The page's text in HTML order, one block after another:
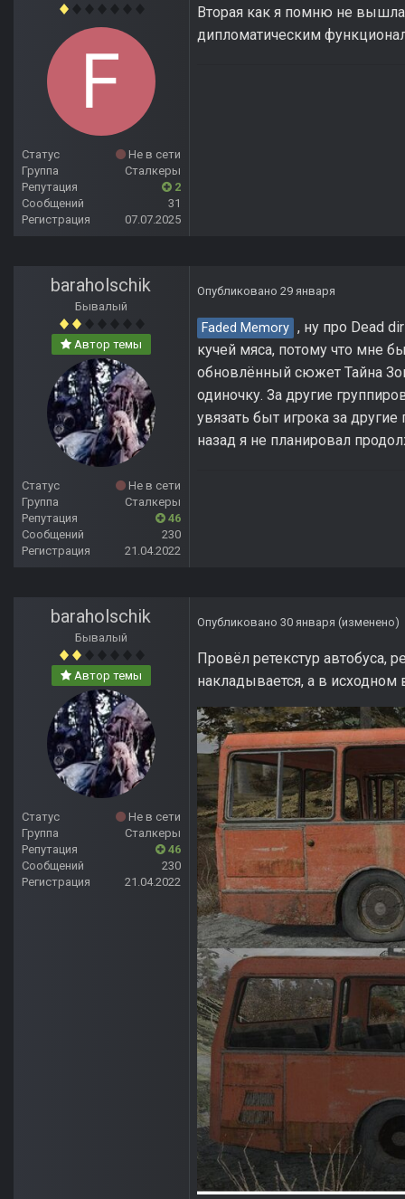
Статус
Не в сети
Группа
Сталкеры
Репутация
2
Сообщений
31
Регистрация
07.07.2025
Вторая как я помню не
дипломатическим
baraholschik
Бывалый
Автор темы
Статус
Не в сети
Группа
Сталкеры
Репутация
46
Сообщений
230
Регистрация
21.04.2022
Опубликовано 29 января
Faded Memory , ну про Dead
кучей мяса, потому что мне
обновлённый сюжет Тайна
одиночку. За другие
увязать быт игрока за
назад я не планировал
baraholschik
Бывалый
Автор темы
Статус
Не в сети
Группа
Сталкеры
Репутация
46
Сообщений
230
Регистрация
21.04.2022
Опубликовано 30 января (изменено)
Провёл ретекстур автобуса,
накладывается, а в